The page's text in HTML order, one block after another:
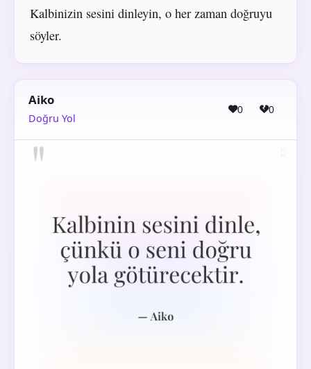
Kalbinizin sesini dinleyin, o her zaman doğruyu
söyler.
Aiko
Doğru Yol
0 0